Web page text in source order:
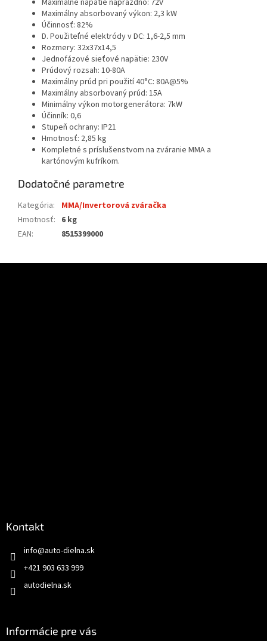
Maximálne napätie naprázdno: 72V
Maximálny absorbovaný výkon: 2,3 kW
Účinnosť: 82%
D. Použiteľné elektródy v DC: 1,6-2,5 mm
Rozmery: 32x37x14,5
Jednofázové sieťové napätie: 230V
Prúdový rozsah: 10-80A
Maximálny prúd pri použití 40°C: 80A@5%
Maximálny absorbovaný prúd: 15A
Minimálny výkon motorgenerátora: 7kW
Účinník: 0,6
Stupeň ochrany: IP21
Hmotnosť: 2,85 kg
Kompletné s príslušenstvom na zváranie MMA a
kartónovým kufríkom.
Dodatočné parametre
Kategória:
MMA/Invertorová zváračka
Hmotnosť: 6 kg
EAN: 8515399000
Kontakt
info@auto-dielna.sk
+421 903 633 999
autodielna.sk
Informácie pre vás